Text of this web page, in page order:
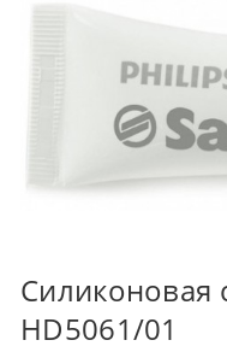
Силиконовая
HD5061/01